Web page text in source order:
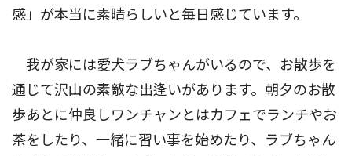
感」が本当に素晴らしいと毎日感じています。
我が家には愛犬ラブちゃんがいるので、お散歩を
通じて沢山の素敵な出逢いがあります。朝夕のお散
歩あとに仲良しワンチャンとはカフェでランチやお
茶をしたり、一緒に習い事を始めたり、ラブちゃん